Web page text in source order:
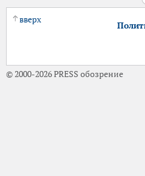
вверх
© 2000-2026 PRESS обозрение